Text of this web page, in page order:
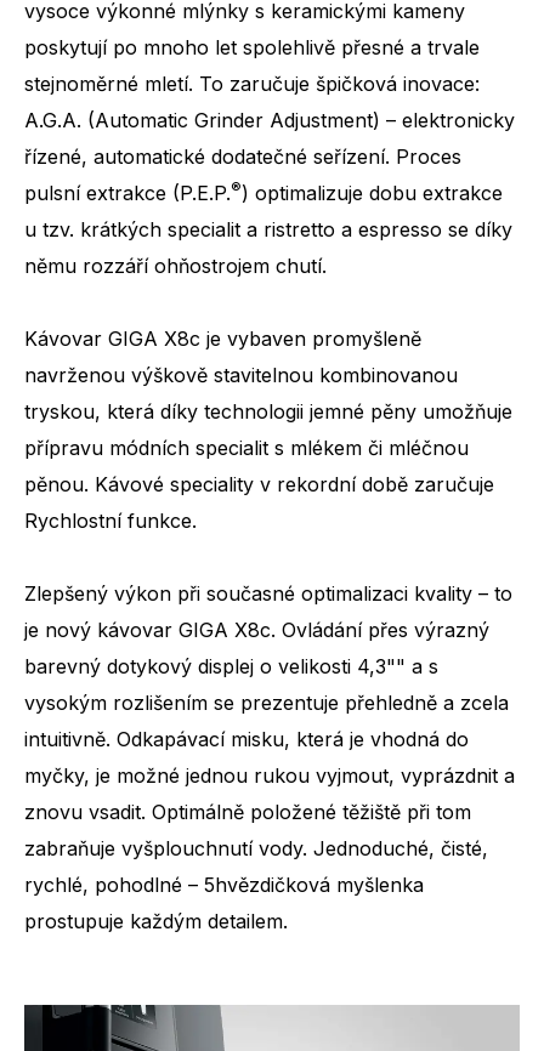
Počet specialit 32
vysoce výkonné mlýnky s keramickými kameny
poskytují po mnoho let spolehlivě přesné a trvale
stejnoměrné mletí. To zaručuje špičková inovace:
A.G.A. (Automatic Grinder Adjustment) – elektronicky
řízené, automatické dodatečné seřízení. Proces
pulsní extrakce (P.E.P.®) optimalizuje dobu extrakce
u tzv. krátkých specialit a ristretto a espresso se díky
němu rozzáří ohňostrojem chutí.
Kávovar GIGA X8c je vybaven promyšleně
navrženou výškově stavitelnou kombinovanou
tryskou, která díky technologii jemné pěny umožňuje
přípravu módních specialit s mlékem či mléčnou
pěnou. Kávové speciality v rekordní době zaručuje
Rychlostní funkce.
Zlepšený výkon při současné optimalizaci kvality – to
je nový kávovar GIGA X8c. Ovládání přes výrazný
barevný dotykový displej o velikosti 4,3"" a s
vysokým rozlišením se prezentuje přehledně a zcela
intuitivně. Odkapávací misku, která je vhodná do
myčky, je možné jednou rukou vyjmout, vyprázdnit a
znovu vsadit. Optimálně položené těžiště při tom
zabraňuje vyšplouchnutí vody. Jednoduché, čisté,
rychlé, pohodlné – 5hvězdičková myšlenka
prostupuje každým detailem.